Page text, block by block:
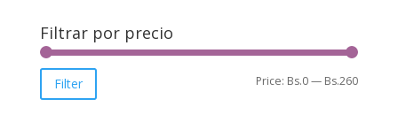
Filtrar por precio
Min
Max
Filter Price: Bs.0— Bs.260